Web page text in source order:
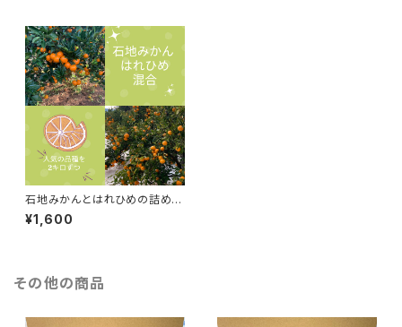
石地みかんとはれひめの詰め合
わせ 合計4キロ
¥1,600
その他の商品